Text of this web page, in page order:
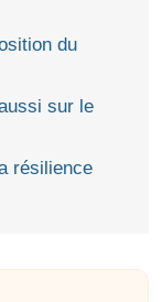
du
sur le
résilience